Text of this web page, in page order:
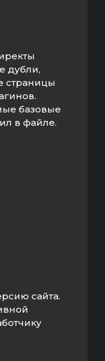
сайта.
дубли,
страницы
базовые
в файле.